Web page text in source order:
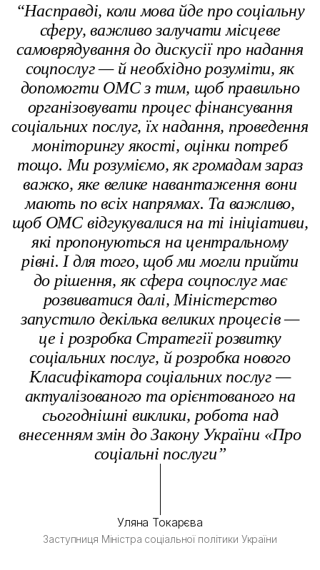
“Насправді, коли мова йде про соціальну
сферу, важливо залучати місцеве
самоврядування до дискусії про надання
соцпослуг — й необхідно розуміти, як
допомогти ОМС з тим, щоб правильно
організовувати процес фінансування
соціальних послуг, їх надання, проведення
моніторингу якості, оцінки потреб
тощо. Ми розуміємо, як громадам зараз
важко, яке велике навантаження вони
мають по всіх напрямах. Та важливо,
щоб ОМС відгукувалися на ті ініціативи,
які пропонуються на центральному
рівні. І для того, щоб ми могли прийти
до рішення, як сфера соцпослуг має
розвиватися далі, Міністерство
запустило декілька великих процесів —
це і розробка Стратегії розвитку
соціальних послуг, й розробка нового
Класифікатора соціальних послуг —
актуалізованого та орієнтованого на
сьогоднішні виклики, робота над
внесенням змін до Закону України «Про
соціальні послуги”
Уляна Токарєва
Заступниця Міністра соціальної політики України